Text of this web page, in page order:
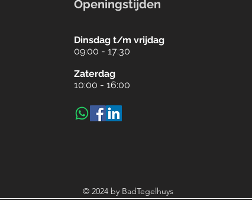
Dinsdag t/m vrijdag
09:00 - 17:30
Zaterdag
10:00 - 16:00
Openingstijden
© 2024 by BadTegelhuys